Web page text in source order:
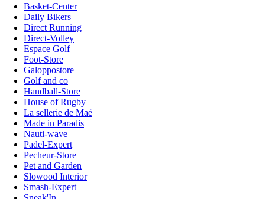
Basket-Center
Daily Bikers
Direct Running
Direct-Volley
Espace Golf
Foot-Store
Galoppostore
Golf and co
Handball-Store
House of Rugby
La sellerie de Maé
Made in Paradis
Nauti-wave
Padel-Expert
Pecheur-Store
Pet and Garden
Slowood Interior
Smash-Expert